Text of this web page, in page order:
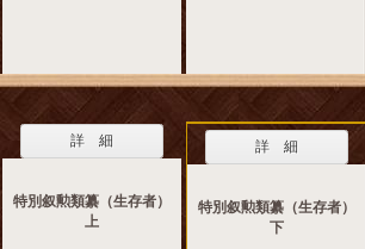
詳 細
特別叙勲類纂（生存者）
上
詳 細
特別叙勲類纂（生存者）
下